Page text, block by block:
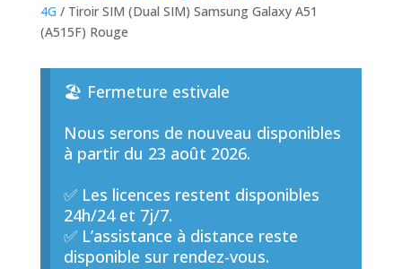
4G / Tiroir SIM (Dual SIM) Samsung Galaxy A51
(A515F) Rouge
🏖️ Fermeture estivale
Nous serons de nouveau disponibles
à partir du 23 août 2026.
✅ Les licences restent disponibles
24h/24 et 7j/7.
✅ L’assistance à distance reste
disponible sur rendez-vous.